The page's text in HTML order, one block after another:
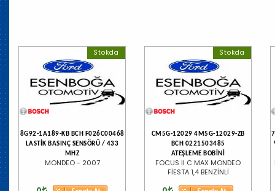
Stokda
8G92-1A189-KB BCH F026C00468
LASTİK BASINÇ SENSÖRÜ / 433
MHZ
MONDEO - 2007
Stokda
CM5G-12029 4M5G-12029-ZB
BCH 0221503485
ATEŞLEME BOBİNİ
FOCUS II C MAX MONDEO
FİESTA 1,4 BENZİNLİ